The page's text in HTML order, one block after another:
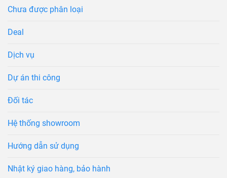
Chưa được phân loại
Deal
Dịch vụ
Dự án thi công
Đối tác
Hệ thống showroom
Hướng dẫn sử dụng
Nhật ký giao hàng, bảo hành